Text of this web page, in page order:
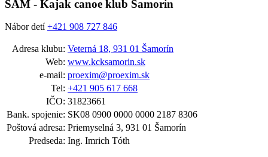
ŠAM - Kajak canoe klub Šamorín
Nábor detí+421 908 727 846
Adresa klubu: Veterná 18, 931 01 Šamorín
Web: www.kcksamorin.sk
e-mail: proexim@proexim.sk
Tel: +421 905 617 668
IČO: 31823661
Bank. spojenie: SK08 0900 0000 0000 2187 8306
Poštová adresa: Priemyselná 3, 931 01 Šamorín
Predseda: Ing. Imrich Tóth